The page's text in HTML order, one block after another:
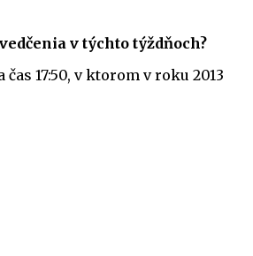
v týchto týždňoch?
17:50, v ktorom v roku 2013